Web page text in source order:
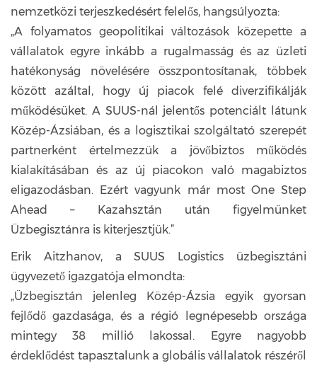
nemzetközi terjeszkedésért felelős, hangsúlyozta:
„A folyamatos geopolitikai változások közepette a
vállalatok egyre inkább a rugalmasság és az üzleti
hatékonyság növelésére összpontosítanak, többek
között azáltal, hogy új piacok felé diverzifikálják
működésüket. A SUUS-nál jelentős potenciált látunk
Közép-Ázsiában, és a logisztikai szolgáltató szerepét
partnerként értelmezzük a jövőbiztos működés
kialakításában és az új piacokon való magabiztos
eligazodásban. Ezért vagyunk már most One Step
Ahead – Kazahsztán után figyelmünket
Üzbegisztánra is kiterjesztjük.”
Erik Aitzhanov, a SUUS Logistics üzbegisztáni
ügyvezető igazgatója elmondta:
„Üzbegisztán jelenleg Közép-Ázsia egyik gyorsan
fejlődő gazdasága, és a régió legnépesebb országa
mintegy 38 millió lakossal. Egyre nagyobb
érdeklődést tapasztalunk a globális vállalatok részéről